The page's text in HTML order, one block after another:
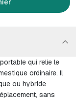
qui relie le
ordinaire. Il
ou hybride
sans